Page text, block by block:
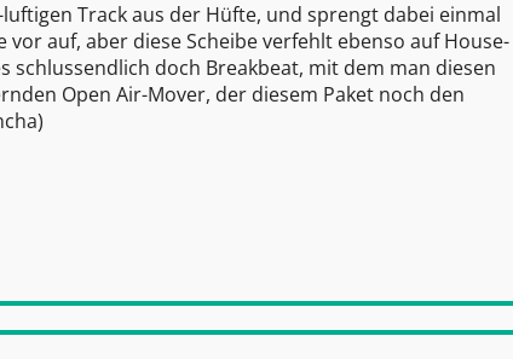
Track aus der Hüfte, und sprengt dabei einmal
auf, aber diese Scheibe verfehlt ebenso auf House-
schlussendlich doch Breakbeat, mit dem man diesen
Open Air-Mover, der diesem Paket noch den
)